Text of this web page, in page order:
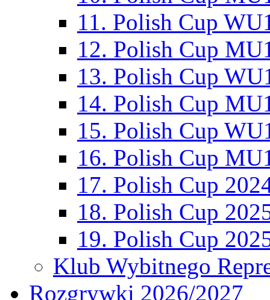
11. Polish Cup
12. Polish Cup
13. Polish Cup
14. Polish Cup
15. Polish Cup
16. Polish Cup
17. Polish Cup
18. Polish Cup
19. Polish Cup
Klub Wybitnego
Rozgrywki 2026/2027